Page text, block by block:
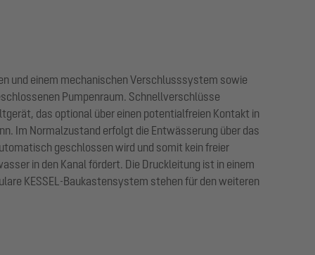
und einem mechanischen Verschlusssystem sowie
Pumpenraum. Schnellverschlüsse
das optional über einen potentialfreien Kontakt in
Im Normalzustand erfolgt die Entwässerung über das
geschlossen wird und somit kein freier
in den Kanal fördert. Die Druckleitung ist in einem
KESSEL-Baukastensystem stehen für den weiteren